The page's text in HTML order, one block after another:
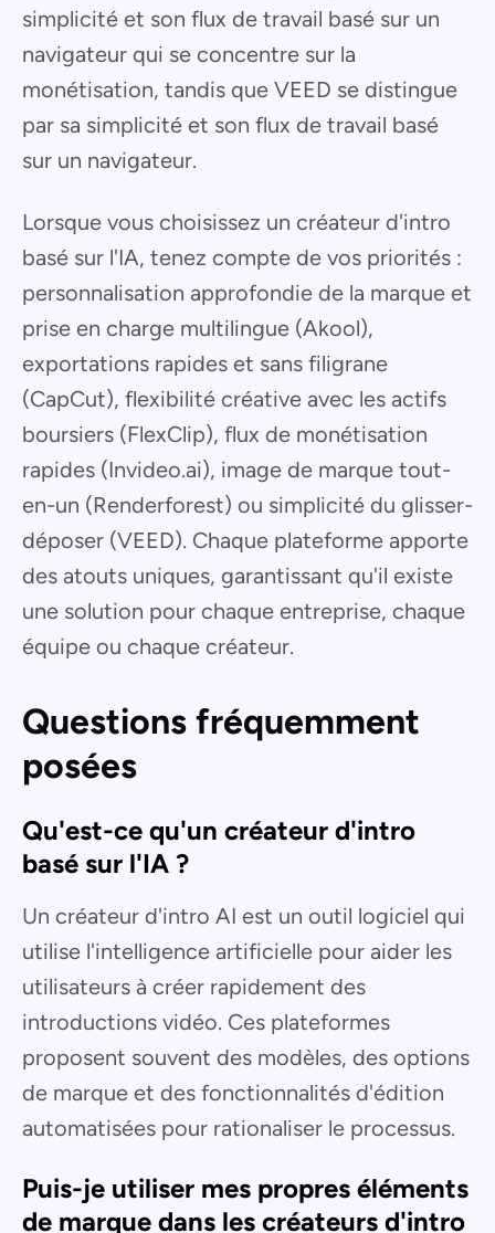
simplicité et son flux de travail basé sur un
navigateur qui se concentre sur la
monétisation, tandis que VEED se distingue
par sa simplicité et son flux de travail basé
sur un navigateur.
Lorsque vous choisissez un créateur d'intro
basé sur l'IA, tenez compte de vos priorités :
personnalisation approfondie de la marque et
prise en charge multilingue (Akool),
exportations rapides et sans filigrane
(CapCut), flexibilité créative avec les actifs
boursiers (FlexClip), flux de monétisation
rapides (Invideo.ai), image de marque tout-
en-un (Renderforest) ou simplicité du glisser-
déposer (VEED). Chaque plateforme apporte
des atouts uniques, garantissant qu'il existe
une solution pour chaque entreprise, chaque
équipe ou chaque créateur.
Questions fréquemment
posées
Qu'est-ce qu'un créateur d'intro
basé sur l'IA ?
Un créateur d'intro AI est un outil logiciel qui
utilise l'intelligence artificielle pour aider les
utilisateurs à créer rapidement des
introductions vidéo. Ces plateformes
proposent souvent des modèles, des options
de marque et des fonctionnalités d'édition
automatisées pour rationaliser le processus.
Puis-je utiliser mes propres éléments
de marque dans les créateurs d'intro